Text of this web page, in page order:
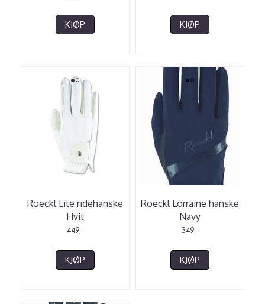
KJØP KJØP
Roeckl Lite ridehanske
Hvit
449,-
KJØP
Roeckl Lorraine hanske
Navy
349,-
KJØP